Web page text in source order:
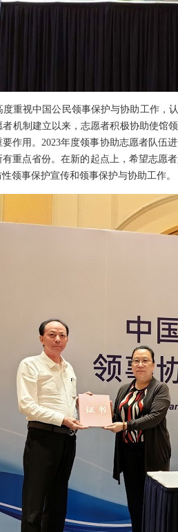
视中国公民领事保护与协助工作，
机制建立以来，志愿者积极协助使馆
作用。2023年度领事协助志愿者队
重点省份。在新的起点上，希望志愿
领事保护宣传和领事保护与协助工作。